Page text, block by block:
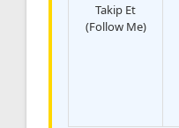
Takip Et
(Follow Me)